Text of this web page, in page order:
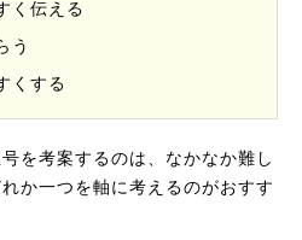
く伝える
う
くする
を考案するのは、なかなか難し
か一つを軸に考えるのがおすす